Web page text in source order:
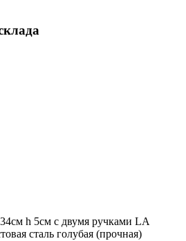
h 5см с двумя ручками LA
сталь голубая (прочная)